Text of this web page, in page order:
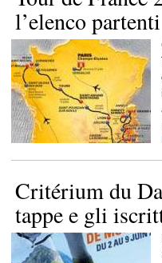
l’elenco partenti
Critérium du
tappe e gli